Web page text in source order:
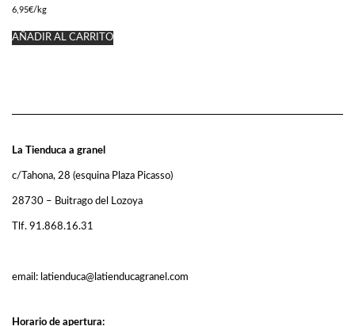
6,95€/kg
AÑADIR AL CARRITO
La Tienduca a granel
c/Tahona, 28 (esquina Plaza Picasso)
28730 – Buitrago del Lozoya
Tlf. 91.868.16.31
email: latienduca@latienducagranel.com
Horario de apertura: